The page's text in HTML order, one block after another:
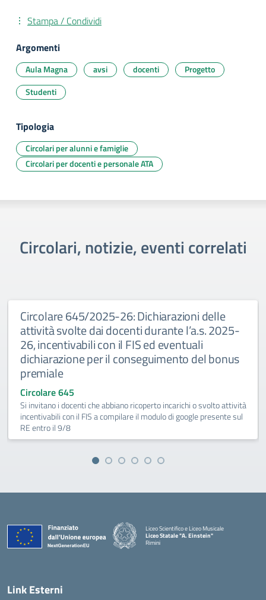
Stampa / Condividi
Argomenti
Aula Magna avsi docenti
Progetto
Studenti
Tipologia
Circolari per alunni e famiglie
Circolari per docenti e personale ATA
Circolari, notizie, eventi correlati
Circolare 645/2025-26: Dichiarazioni delle
attività svolte dai docenti durante l’a.s. 2025-
26, incentivabili con il FIS ed eventuali
dichiarazione per il conseguimento del bonus
premiale
Circolare 645
Si invitano i docenti che abbiano ricoperto incarichi o svolto attività
incentivabili con il FIS a compilare il modulo di google presente sul
RE entro il 9/8
Liceo Scientifico e Liceo Musicale
Liceo Statale "A. Einstein"
Rimini
Link Esterni